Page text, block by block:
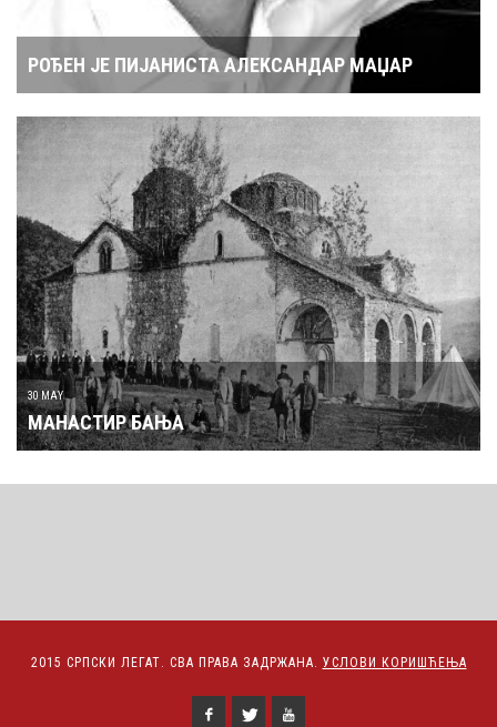
РОЂЕН ЈЕ ПИЈАНИСТА АЛЕКСАНДАР МАЏАР
30 MAY
МАНАСТИР БАЊА
2015 СРПСКИ ЛЕГАТ. СВА ПРАВА ЗАДРЖАНА. УСЛОВИ КОРИШЋЕЊА